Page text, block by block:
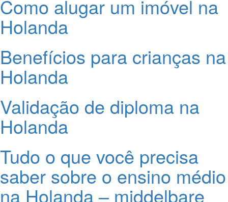
Como alugar um imóvel na
Holanda
Benefícios para crianças na
Holanda
Validação de diploma na
Holanda
Tudo o que você precisa
saber sobre o ensino médio
na Holanda – middelbare